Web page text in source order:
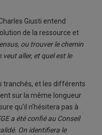
Giusti entend
de la ressource et
ou trouver le chemin
aller, et quel est le
tranchés, et les différents
sur la même longueur
qu'il n'hésitera pas à
a été confié au Conseil
On identifiera le